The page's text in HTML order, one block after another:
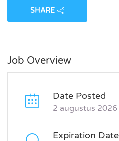
SHARE
Job Overview
Date Posted
2 augustus 2026
Expiration Date